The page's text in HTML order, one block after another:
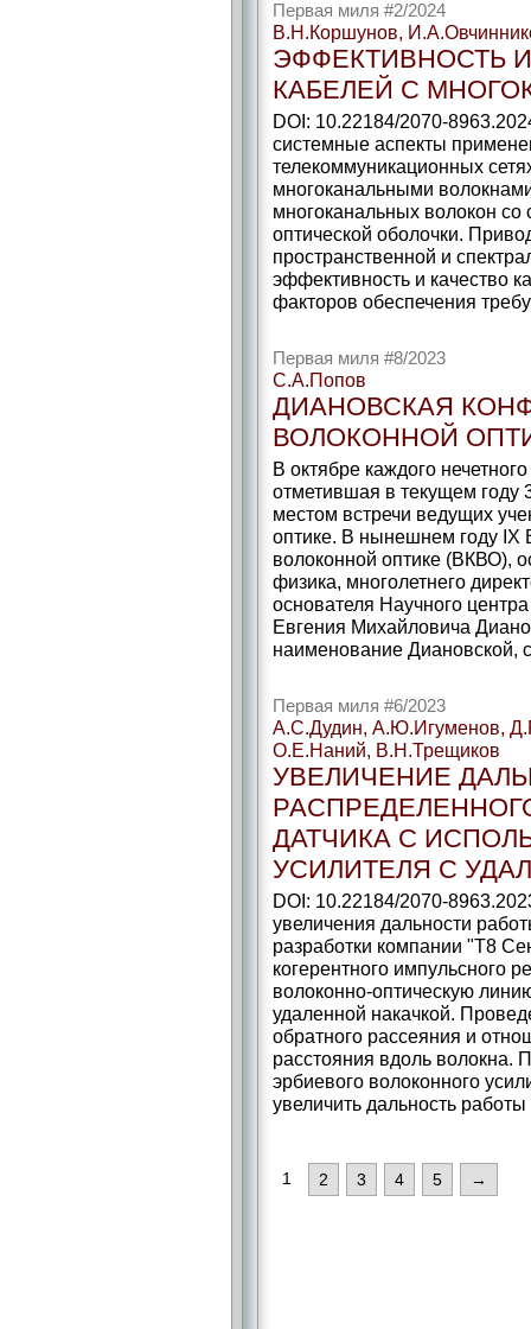
Первая миля #2/2024
В.Н.Коршунов,
ЭФФЕКТИВНОСТЬ
КАБЕЛЕЙ С
DOI: 10.22184/2070-
системные аспекты
телекоммуникационных
многоканальными
многоканальных волокон
оптической оболочки.
пространственной и
эффективность и качество
факторов обеспечения
Первая миля #8/2023
С.А.Попов
ДИАНОВСКАЯ
ВОЛОКОННОЙ
В октябре каждого
отметившая в текущем году
местом встречи ведущих
оптике. В нынешнем году IX
волоконной оптике (ВКВО),
физика, многолетнего
основателя Научного
Евгения Михайловича
наименование Диановской,
Первая миля #6/2023
А.С.Дудин, А.Ю.Игуменов,
О.Е.Наний, В.Н.Трещиков
УВЕЛИЧЕНИЕ
ДАТЧИКА С
УСИЛИТЕЛЯ С
DOI: 10.22184/2070-
увеличения дальности
разработки компании "Т8
когерентного импульсного
волоконно-оптическую
удаленной накачкой.
обратного рассеяния и
расстояния вдоль волокна.
эрбиевого волоконного
увеличить дальность
1 2 3 4 5 →